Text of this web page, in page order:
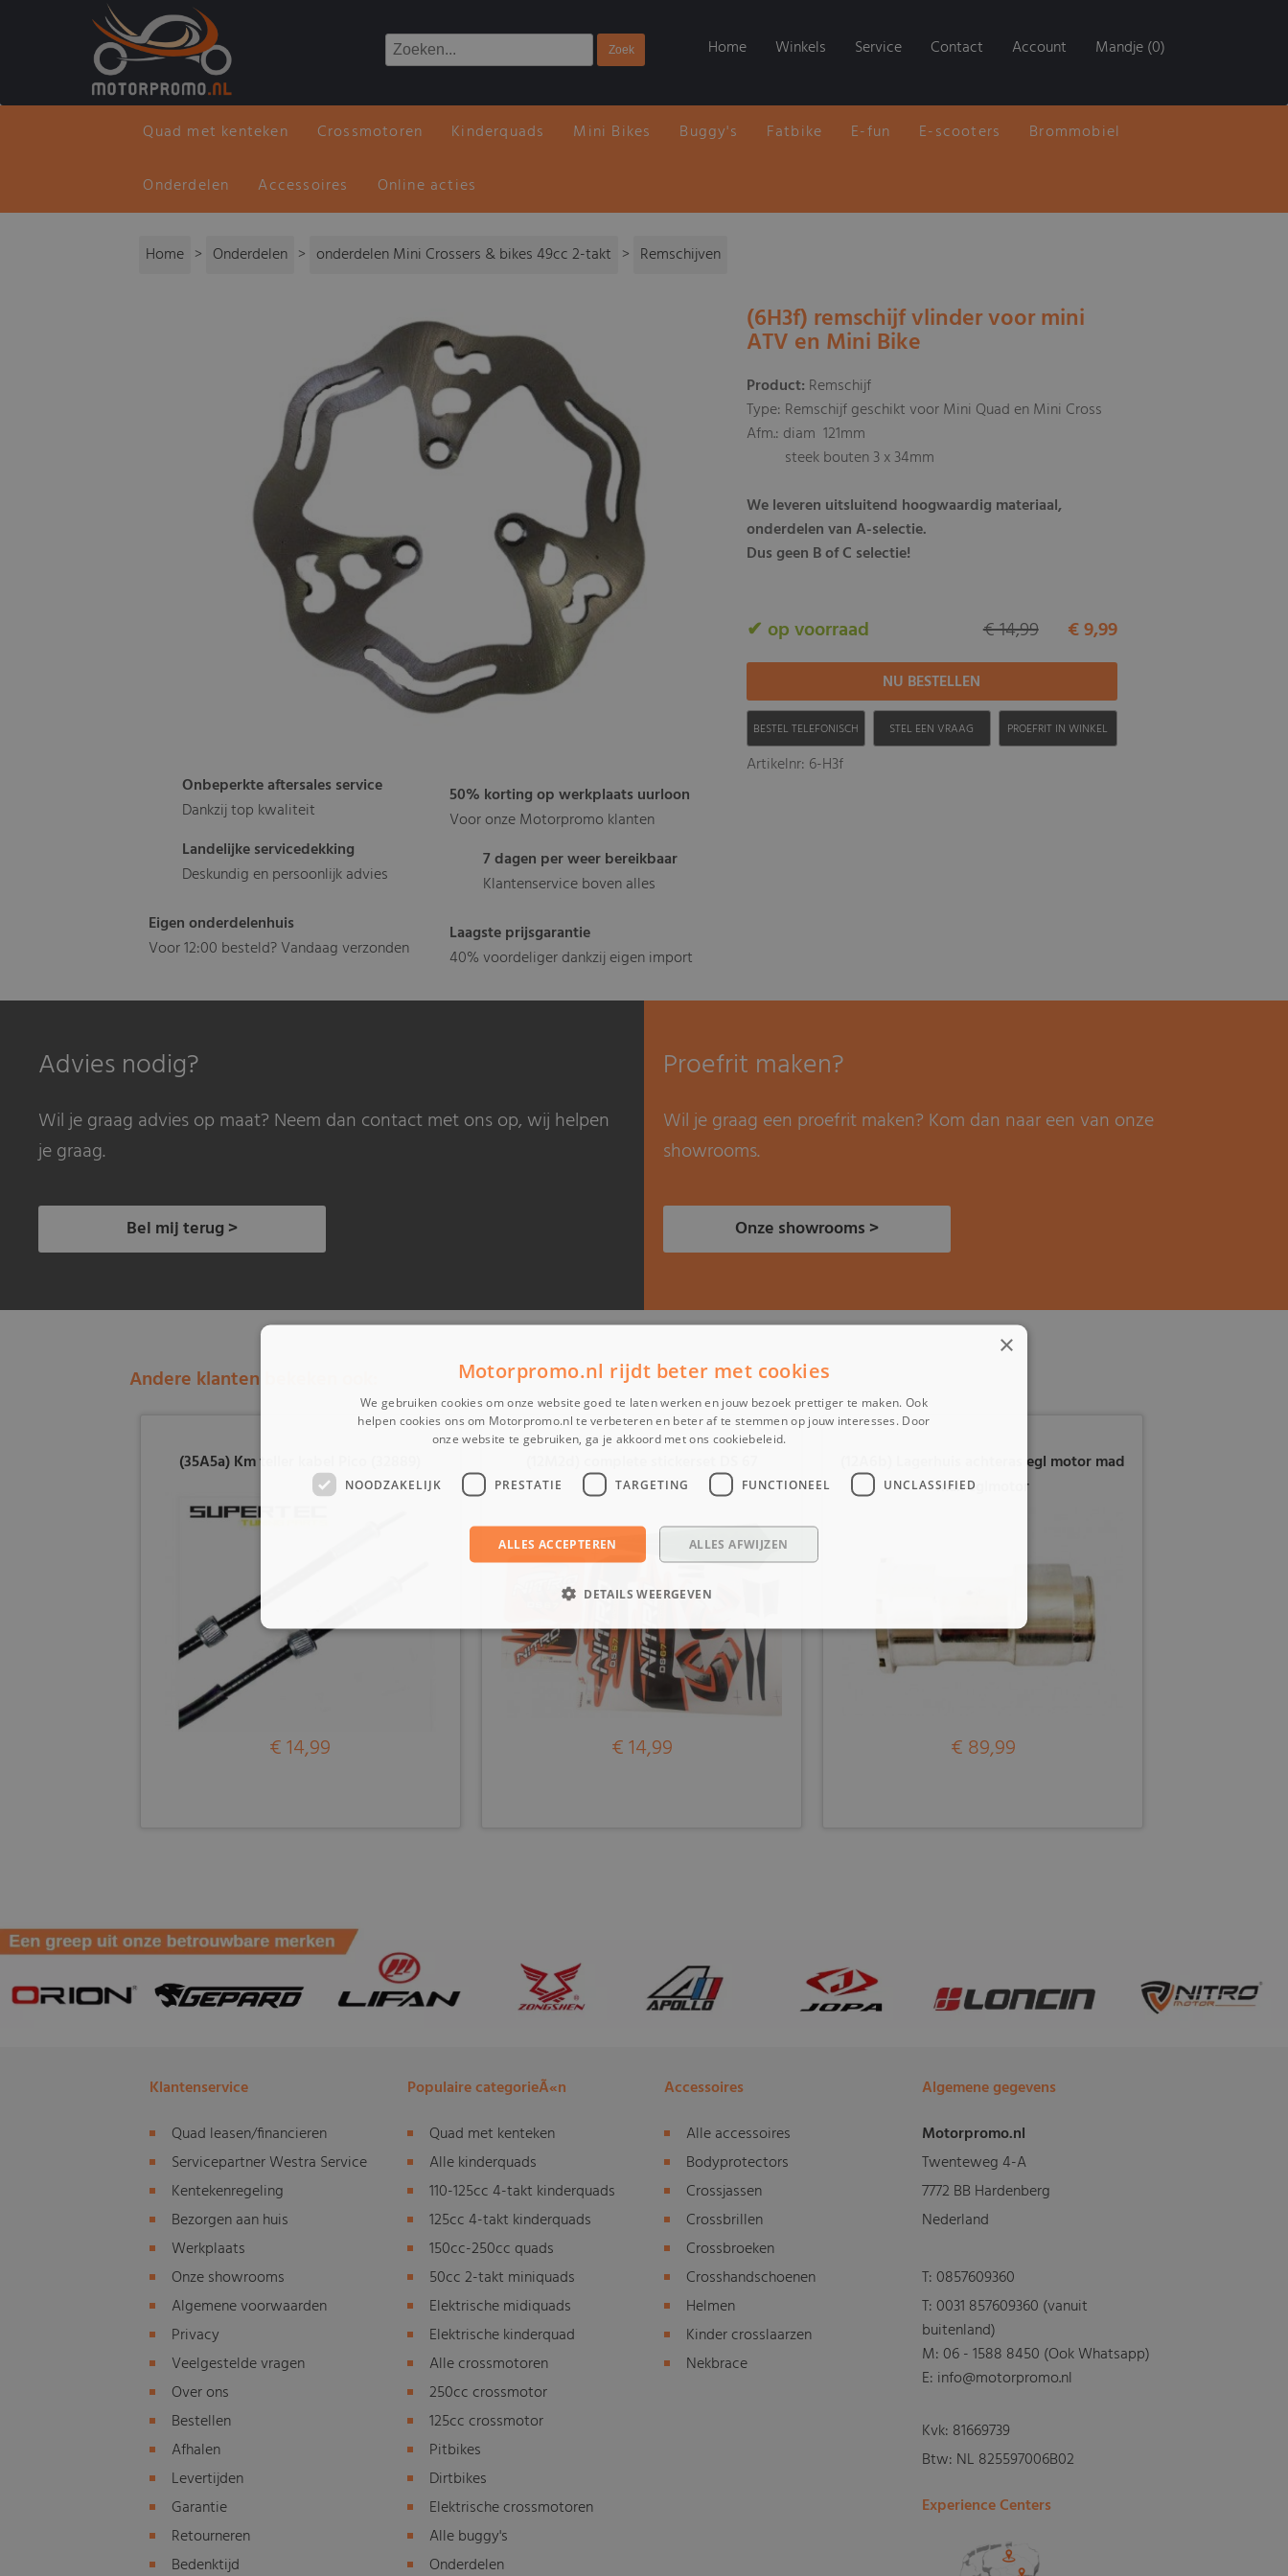
Home Winkels Service Contact Account Mandje (0)
Quad met kenteken Crossmotoren Kinderquads Mini Bikes Buggy's Fatbike E-fun E-scooters Brommobiel
Onderdelen Accessoires Online acties
Home > Onderdelen > onderdelen Mini Crossers & bikes 49cc 2-takt > Remschijven
Onbeperkte aftersales service
Dankzij top kwaliteit
Landelijke servicedekking
Deskundig en persoonlijk advies
Eigen onderdelenhuis
Voor 12:00 besteld? Vandaag verzonden
50% korting op werkplaats uurloon
Voor onze Motorpromo klanten
7 dagen per weer bereikbaar
Klantenservice boven alles
Laagste prijsgarantie
40% voordeliger dankzij eigen import
(6H3f) remschijf vlinder voor mini
ATV en Mini Bike
Product: Remschijf
Type: Remschijf geschikt voor Mini Quad en Mini Cross
Afm.: diam 121mm
steek bouten 3 x 34mm
We leveren uitsluitend hoogwaardig materiaal,
onderdelen van A-selectie.
Dus geen B of C selectie!
✔ op voorraad € 9,99
€ 14,99
BESTEL TELEFONISCH STEL EEN VRAAG PROEFRIT IN WINKEL
Artikelnr: 6-H3f
Advies nodig?
Wil je graag advies op maat? Neem dan contact met ons op, wij helpen
je graag.
Bel mij terug >
Proefrit maken?
Wil je graag een proefrit maken? Kom dan naar een van onze
showrooms.
Onze showrooms >
Andere klanten bekeken ook:
(35A5a) Km teller kabel Pico (32889)
€ 14,99 € 14,99
(12A6b) Lagerhuis achteras egl motor mad
max eglmotor
€ 89,99
Klantenservice
Quad leasen/financieren
Servicepartner Westra Service
Kentekenregeling
Bezorgen aan huis
Werkplaats
Onze showrooms
Algemene voorwaarden
Privacy
Veelgestelde vragen
Over ons
Bestellen
Afhalen
Levertijden
Garantie
Retourneren
Bedenktijd
Populaire categorieÃ«n
Quad met kenteken
Alle kinderquads
110-125cc 4-takt kinderquads
125cc 4-takt kinderquads
150cc-250cc quads
50cc 2-takt miniquads
Elektrische midiquads
Elektrische kinderquad
Alle crossmotoren
250cc crossmotor
125cc crossmotor
Pitbikes
Dirtbikes
Elektrische crossmotoren
Alle buggy's
Onderdelen
Accessoires
Alle accessoires
Bodyprotectors
Crossjassen
Crossbrillen
Crossbroeken
Crosshandschoenen
Helmen
Kinder crosslaarzen
Nekbrace
Algemene gegevens
Motorpromo.nl
Twenteweg 4-A
7772 BB Hardenberg
Nederland
T:0857609360
T:0031 857609360 (vanuit
buitenland)
M:06 - 1588 8450 (Ook Whatsapp)
E: info@motorpromo.nl
Kvk: 81669739
Btw: NL 825597006B02
Experience Centers
×
Motorpromo.nl rijdt beter met cookies
We gebruiken cookies om onze website goed te laten werken en jouw bezoek prettiger te maken. Ook
helpen cookies ons om Motorpromo.nl te verbeteren en beter af te stemmen op jouw interesses. Door
onze website te gebruiken, ga je akkoord met ons cookiebeleid.
NOODZAKELIJK PRESTATIE TARGETING FUNCTIONEEL UNCLASSIFIED
ALLES ACCEPTEREN ALLES AFWIJZEN
DETAILS WEERGEVEN